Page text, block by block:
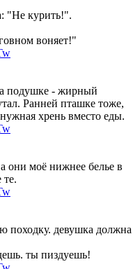
"Не курить!".
воняет!"
подушке - жирный
Ранней пташке тоже,
хрень вместо еды.
они моё нижнее белье в
те.
походку. девушка должна
ты пиздуешь!